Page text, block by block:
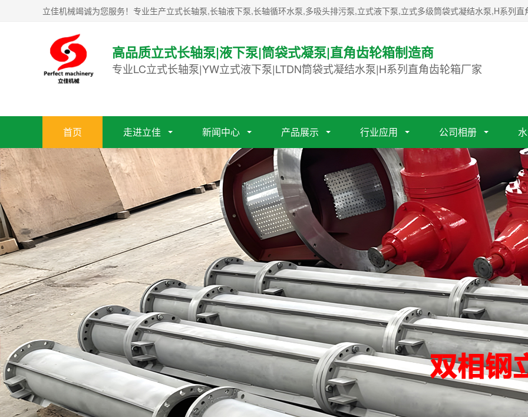
立佳机械竭诚为您服务！专业生产立式长轴泵,长轴液下泵,长轴循环水泵,多吸头排污泵,立式液下泵,立式多级筒袋式凝结水泵,H系列直
高品质立式长轴泵|液下泵|筒袋式凝泵|直角齿轮箱制造商
专业LC立式长轴泵|YW立式液下泵|LTDN筒袋式凝结水泵|H系列直角齿轮箱厂家
首页 走进立佳 新闻中心 产品展示 行业应用 公司相册